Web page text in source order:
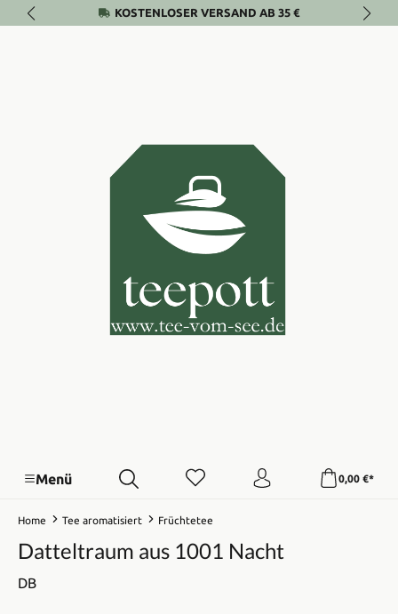
Zum Hauptinhalt springenKOSTENLOSER VERSAND AB 35 €
Menü 0,00 €*
Home Tee aromatisiert Früchtetee
Datteltraum aus 1001 Nacht
DB